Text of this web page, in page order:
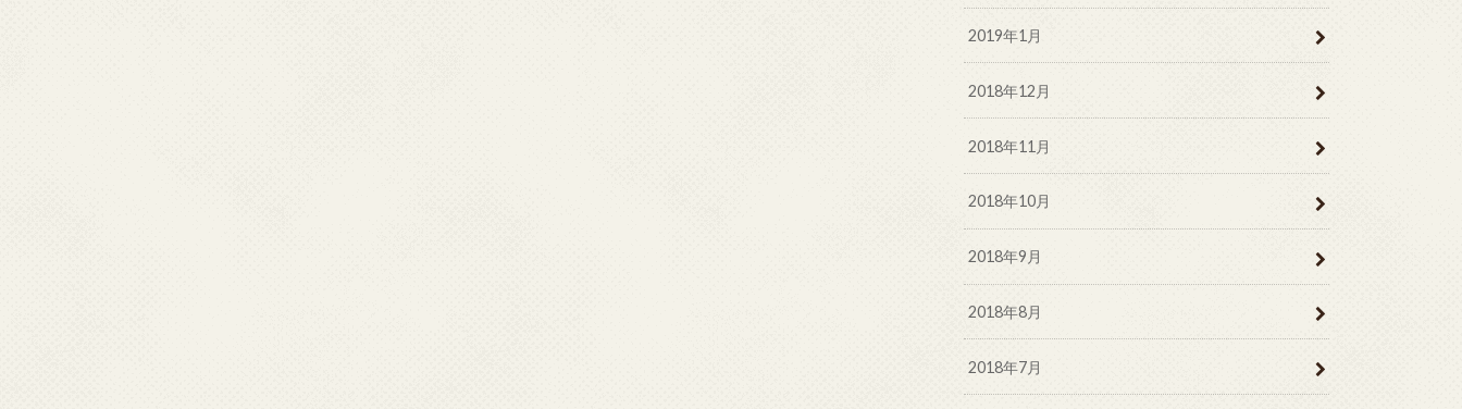
2019年1月
2018年12月
2018年11月
2018年10月
2018年9月
2018年8月
2018年7月